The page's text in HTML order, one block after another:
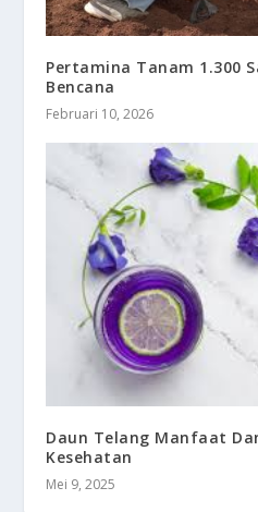
Pertamina Tanam 1.300
Bencana
Februari 10, 2026
Daun Telang Manfaat
Kesehatan
Mei 9, 2025